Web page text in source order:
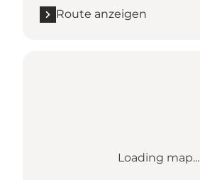
Route anzeigen
Loading map...